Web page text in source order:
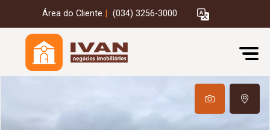
Área do Cliente (034) 3256-3000